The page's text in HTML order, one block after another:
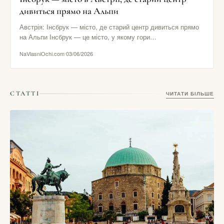
дивиться прямо на Альпи
Австрія: Інсбрук — місто, де старий центр дивиться прямо
на Альпи Інсбрук — це місто, у якому гори…
NaVlasniOchi.com03/06/2026
СТАТТІ ЧИТАТИ БІЛЬШЕ